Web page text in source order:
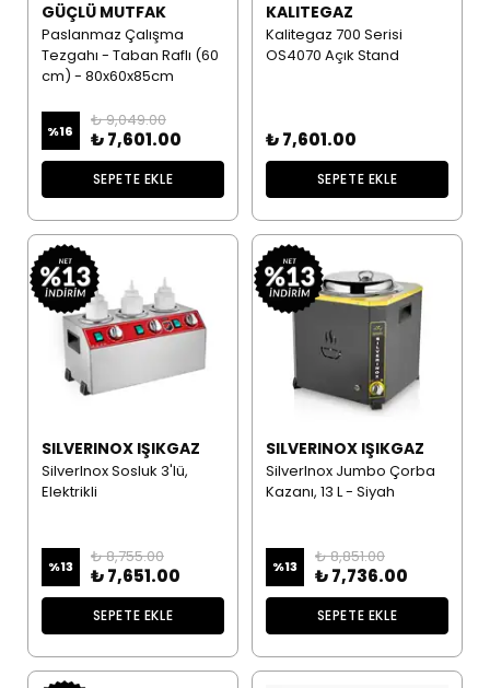
GÜÇLÜ MUTFAK
Paslanmaz Çalışma
Tezgahı - Taban Raflı (60
cm) - 80x60x85cm
%16
₺ 9,049.00
₺ 7,601.00
SEPETE EKLE
KALITEGAZ
Kalitegaz 700 Serisi
OS4070 Açık Stand
₺ 7,601.00
SEPETE EKLE
SILVERINOX IŞIKGAZ
SilverInox Sosluk 3'lü,
Elektrikli
%13
₺ 8,755.00
₺ 7,651.00
SEPETE EKLE
SILVERINOX IŞIKGAZ
SilverInox Jumbo Çorba
Kazanı, 13 L - Siyah
%13
₺ 8,851.00
₺ 7,736.00
SEPETE EKLE